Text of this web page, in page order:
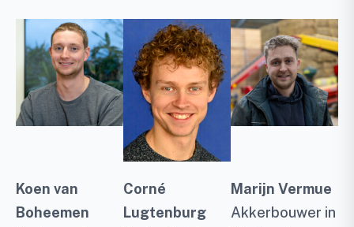
Koen van
Boheemen
Corné
Lugtenburg
Marijn Vermue
Akkerbouwer in